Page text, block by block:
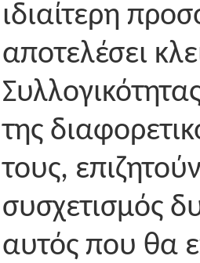
ιδιαίτερη
αποτελέσει
της
τους,
συσχετισμός
αυτός που θα